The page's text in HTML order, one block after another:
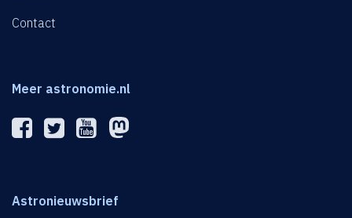
Contact
Meer astronomie.nl
Astronieuwsbrief